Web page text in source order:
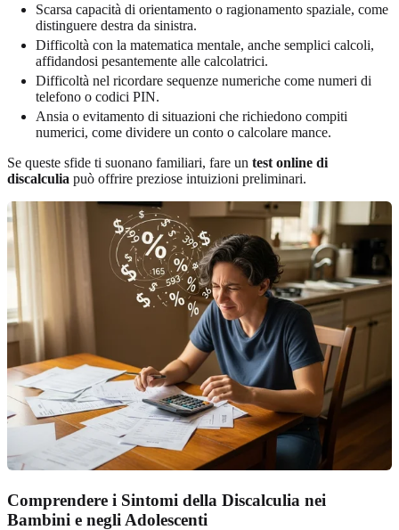
Scarsa capacità di orientamento o ragionamento spaziale, come
distinguere destra da sinistra.
Difficoltà con la matematica mentale, anche semplici calcoli,
affidandosi pesantemente alle calcolatrici.
Difficoltà nel ricordare sequenze numeriche come numeri di
telefono o codici PIN.
Ansia o evitamento di situazioni che richiedono compiti
numerici, come dividere un conto o calcolare mance.
Se queste sfide ti suonano familiari, fare un test online di
discalculia può offrire preziose intuizioni preliminari.
Comprendere i Sintomi della Discalculia nei
Bambini e negli Adolescenti